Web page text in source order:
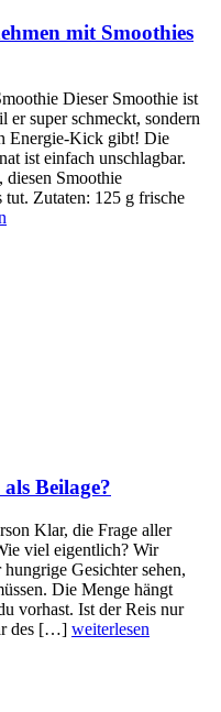
mit Smoothies
Dieser Smoothie ist
er super schmeckt, sondern
Energie-Kick gibt! Die
ist einfach unschlagbar.
diesen Smoothie
tut. Zutaten: 125 g frische
Beilage?
Klar, die Frage aller
viel eigentlich? Wir
Gesichter sehen,
Die Menge hängt
vorhast. Ist der Reis nur
des […] weiterlesen